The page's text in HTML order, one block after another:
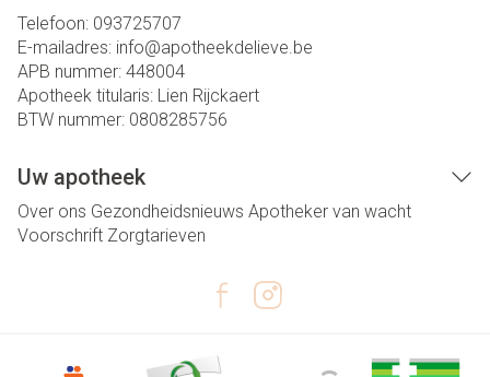
Telefoon: 093725707
E-mailadres: info@apotheekdelieve.be
APB nummer: 448004
Apotheek titularis: Lien Rijckaert
BTW nummer: 0808285756
Uw apotheek
Over ons Gezondheidsnieuws Apotheker van wacht
Voorschrift Zorgtarieven